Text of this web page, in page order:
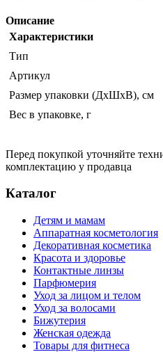
Описание
Характеристики
Тип
Артикул
Размер упаковки (ДхШхВ), см
Вес в упаковке, г
Перед покупкой уточняйте
комплектацию у продавца
Каталог
Детям и мамам
Аппаратная косметология
Декоративная косметика
Красота и здоровье
Контактные линзы
Парфюмерия
Уход за лицом и телом
Уход за волосами
Бижутерия
Женская одежда
Товары для фитнеса